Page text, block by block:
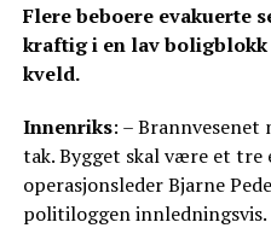
Flere beboere evakuerte
kraftig i en lav boligblokk
kveld.
Innenriks: – Brannvesenet
tak. Bygget skal være et tre
operasjonsleder Bjarne
politiloggen innledningsvis.